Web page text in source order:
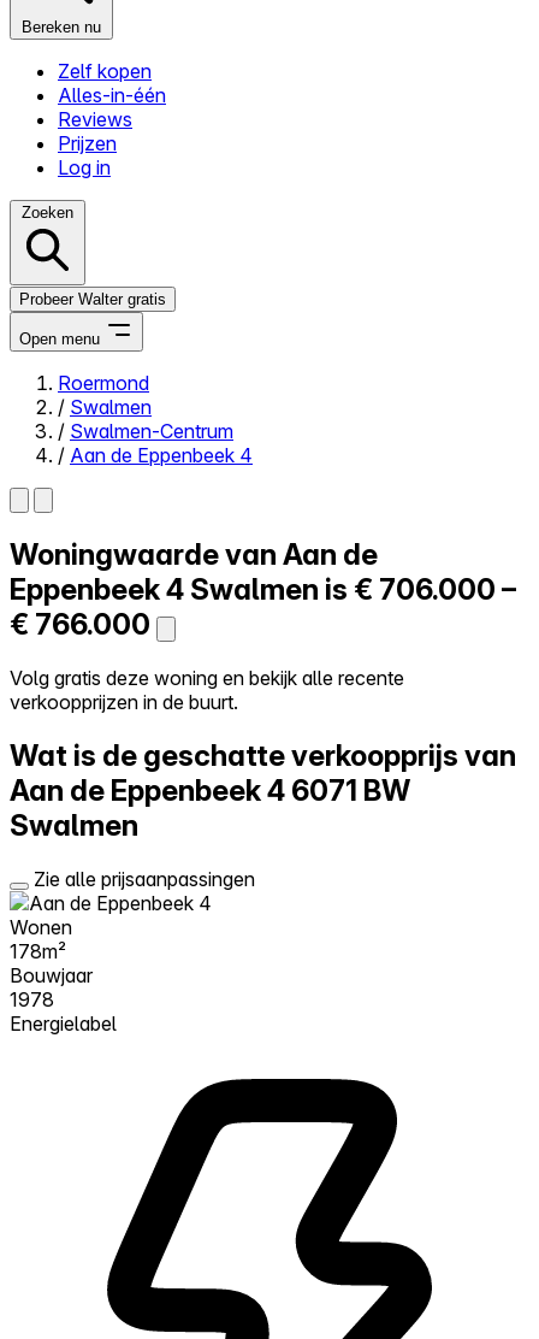
Bereken nu
Zelf kopen
Alles-in-één
Reviews
Prijzen
Log in
Zoeken
Probeer Walter gratis
Open menu
Close menu
Zelf kopen
Alles-in-één
Reviews
Prijzen
Log in
Probeer Walter gratis
Roermond
/ Swalmen
/ Swalmen-Centrum
/ Aan de Eppenbeek 4
Woningwaarde van Aan de
Eppenbeek 4 Swalmen is € 706.000 –
€ 766.000
Volg gratis deze woning en bekijk alle recente
verkoopprijzen in de buurt.
Wat is de geschatte verkoopprijs van
Aan de Eppenbeek 4 6071 BW
Swalmen
Zie alle prijsaanpassingen
Wonen
178m²
Bouwjaar
1978
Energielabel